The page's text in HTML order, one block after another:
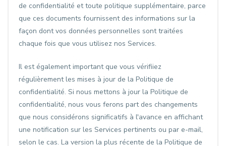
de confidentialité et toute politique supplémentaire, parce
que ces documents fournissent des informations sur la
façon dont vos données personnelles sont traitées
chaque fois que vous utilisez nos Services.
Il est également important que vous vérifiiez
régulièrement les mises à jour de la Politique de
confidentialité. Si nous mettons à jour la Politique de
confidentialité, nous vous ferons part des changements
que nous considérons significatifs à l'avance en affichant
une notification sur les Services pertinents ou par e-mail,
selon le cas. La version la plus récente de la Politique de